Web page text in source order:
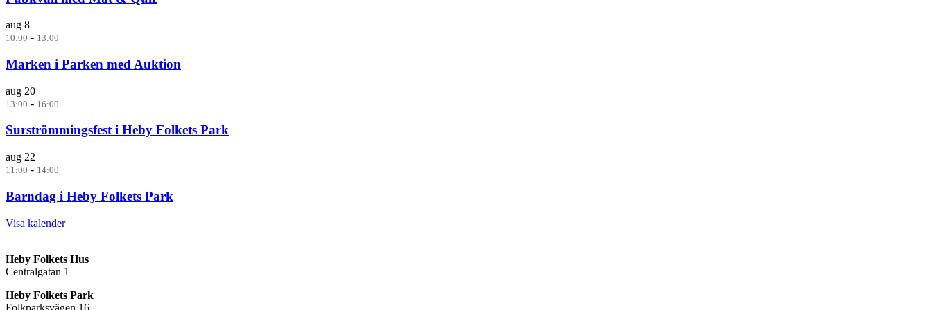
aug 8
10:00 - 13:00
Marken i Parken med Auktion
aug 20
13:00 - 16:00
Surströmmingsfest i Heby Folkets Park
aug 22
11:00 - 14:00
Barndag i Heby Folkets Park
Visa kalender
Heby Folkets Hus
Centralgatan 1
Heby Folkets Park
Folkparksvägen 16